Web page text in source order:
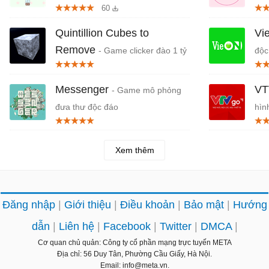
girl group K-Pop RESCENE
60
Quintillion Cubes to
Remove - Game clicker đào 1 tỷ
tỷ khối lập phương
Messenger - Game mô phỏng
đưa thư độc đáo
Go
Xem thêm
Đăng nhập Giới thiệu Điều khoản Bảo mật
Hướng
dẫn
Liên hệ Facebook Twitter DMCA
Cơ quan chủ quản: Công ty cổ phần mạng trực tuyến META
Địa chỉ: 56 Duy Tân, Phường Cầu Giấy, Hà Nội.
Email: info@meta.vn.